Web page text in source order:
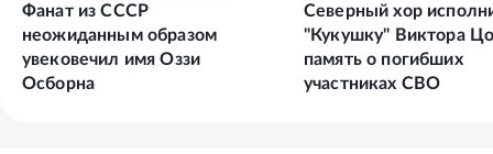
Фанат из СССР
неожиданным образом
увековечил имя Оззи
Осборна
Северный хор
"Кукушку" Виктора
память о погибших
участниках СВО